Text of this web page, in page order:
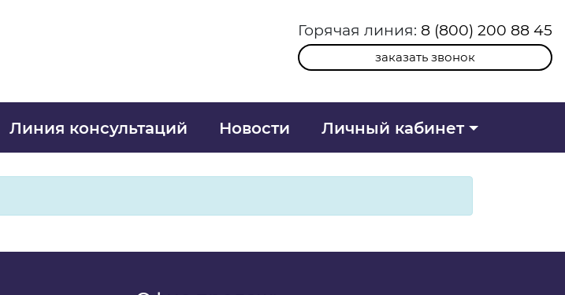
Горячая линия: 8 (800) 200 88 45
заказать звонок
Линия консультаций Новости Личный кабинет